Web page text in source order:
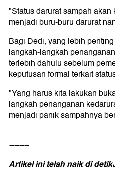
"Status darurat sampah
menjadi buru-buru darurat
Bagi Dedi, yang lebih
langkah-langkah
terlebih dahulu sebelum
keputusan formal terkait
"Yang harus kita lakukan
langkah penanganan
menjadi panik sampahnya
--------
Artikel ini telah naik di